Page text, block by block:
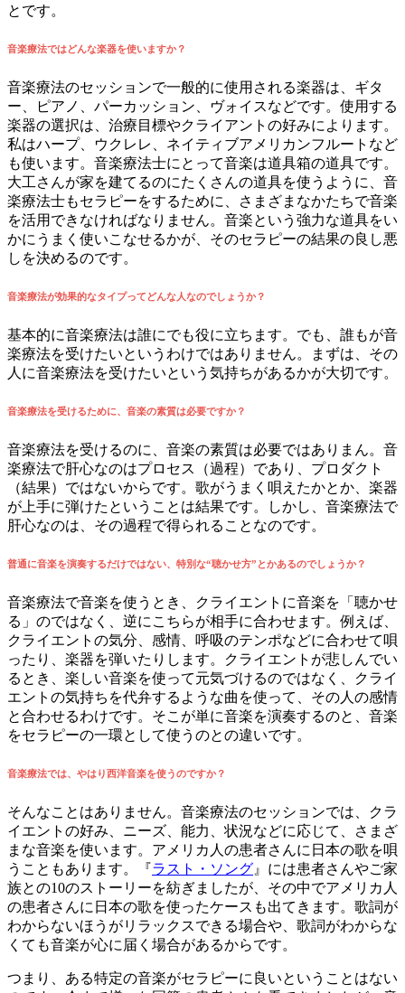
とです。
音楽療法ではどんな楽器を使いますか？
音楽療法のセッションで一般的に使用される楽器は、ギタ
ー、ピアノ、パーカッション、ヴォイスなどです。使用する
楽器の選択は、治療目標やクライアントの好みによります。
私はハープ、ウクレレ、ネイティブアメリカンフルートなど
も使います。音楽療法士にとって音楽は道具箱の道具です。
大工さんが家を建てるのにたくさんの道具を使うように、音
楽療法士もセラピーをするために、さまざまなかたちで音楽
を活用できなければなりません。音楽という強力な道具をい
かにうまく使いこなせるかが、そのセラピーの結果の良し悪
しを決めるのです。
音楽療法が効果的なタイプってどんな人なのでしょうか？
基本的に音楽療法は誰にでも役に立ちます。でも、誰もが音
楽療法を受けたいというわけではありません。まずは、その
人に音楽療法を受けたいという気持ちがあるかが大切です。
音楽療法を受けるために、音楽の素質は必要ですか？
音楽療法を受けるのに、音楽の素質は必要ではありまん。音
楽療法で肝心なのはプロセス（過程）であり、プロダクト
（結果）ではないからです。歌がうまく唄えたかとか、楽器
が上手に弾けたということは結果です。しかし、音楽療法で
肝心なのは、その過程で得られることなのです。
普通に音楽を演奏するだけではない、特別な“聴かせ方”とかあるのでしょうか？
音楽療法で音楽を使うとき、クライエントに音楽を「聴かせ
る」のではなく、逆にこちらが相手に合わせます。例えば、
クライエントの気分、感情、呼吸のテンポなどに合わせて唄
ったり、楽器を弾いたりします。クライエントが悲しんでい
るとき、楽しい音楽を使って元気づけるのではなく、クライ
エントの気持ちを代弁するような曲を使って、その人の感情
と合わせるわけです。そこが単に音楽を演奏するのと、音楽
をセラピーの一環として使うのとの違いです。
音楽療法では、やはり西洋音楽を使うのですか？
そんなことはありません。音楽療法のセッションでは、クラ
イエントの好み、ニーズ、能力、状況などに応じて、さまざ
まな音楽を使います。アメリカ人の患者さんに日本の歌を唄
うこともあります。『ラスト・ソング 』には患者さんやご家
族との10のストーリーを紡ぎましたが、その中でアメリカ人
の患者さんに日本の歌を使ったケースも出てきます。歌詞が
わからないほうがリラックスできる場合や、歌詞がわからな
くても音楽が心に届く場合があるからです。
つまり、ある特定の音楽がセラピーに良いということはない